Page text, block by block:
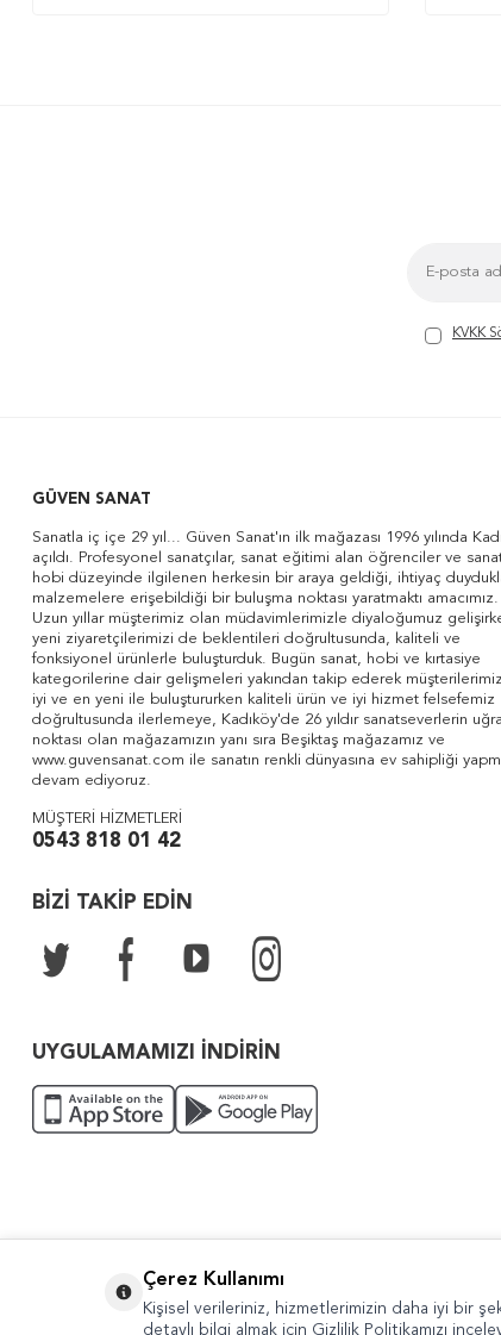
KVKK
GÜVEN SANAT
Sanatla iç içe 29 yıl... Güven Sanat'ın ilk mağazası 1996 yılında
açıldı. Profesyonel sanatçılar, sanat eğitimi alan öğrenciler ve
hobi düzeyinde ilgilenen herkesin bir araya geldiği, ihtiyaç
malzemelere erişebildiği bir buluşma noktası yaratmaktı amacımız.
Uzun yıllar müşterimiz olan müdavimlerimizle diyaloğumuz
yeni ziyaretçilerimizi de beklentileri doğrultusunda, kaliteli ve
fonksiyonel ürünlerle buluşturduk. Bugün sanat, hobi ve kırtasiye
kategorilerine dair gelişmeleri yakından takip ederek
iyi ve en yeni ile buluştururken kaliteli ürün ve iyi hizmet felsefemiz
doğrultusunda ilerlemeye, Kadıköy'de 26 yıldır sanatseverlerin
noktası olan mağazamızın yanı sıra Beşiktaş mağazamız ve
www.guvensanat.com ile sanatın renkli dünyasına ev sahipliği
devam ediyoruz.
MÜŞTERİ HİZMETLERİ
0543 818 01 42
BİZİ TAKİP EDİN
UYGULAMAMIZI İNDİRİN
Copyright © 2022 Güven Sanat
Çerez Kullanımı
Kişisel verileriniz, hizmetlerimizin daha iyi bir
detaylı bilgi almak için Gizlilik Politikamızı